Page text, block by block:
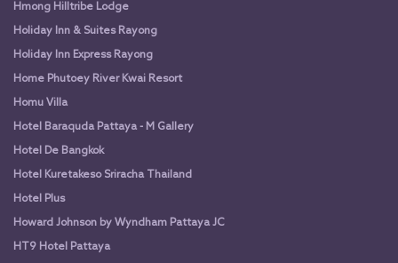
Hmong Hilltribe Lodge
Holiday Inn & Suites Rayong
Holiday Inn Express Rayong
Home Phutoey River Kwai Resort
Homu Villa
Hotel Baraquda Pattaya - M Gallery
Hotel De Bangkok
Hotel Kuretakeso Sriracha Thailand
Hotel Plus
Howard Johnson by Wyndham Pattaya JC
HT9 Hotel Pattaya